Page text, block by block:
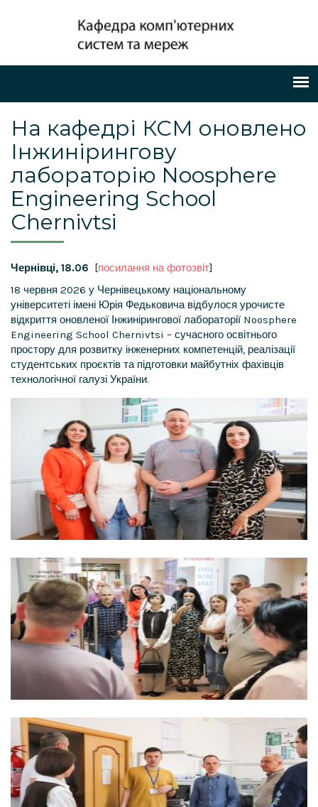
На кафедрі КСМ оновлено
Інжинірингову
лабораторію Noosphere
Engineering School
Chernivtsi
Чернівці, 18.06 [посилання на фотозвіт]
18 червня 2026 у Чернівецькому національному
університеті імені Юрія Федьковича відбулося урочисте
відкриття оновленої Інжинірингової лабораторії Noosphere
Engineering School Chernivtsi – сучасного освітнього
простору для розвитку інженерних компетенцій, реалізації
студентських проєктів та підготовки майбутніх фахівців
технологічної галузі України.